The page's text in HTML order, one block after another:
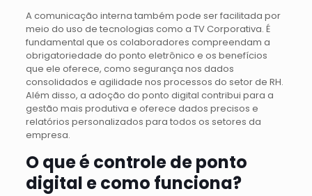
A comunicação interna também pode ser facilitada por
meio do uso de tecnologias como a TV Corporativa. É
fundamental que os colaboradores compreendam a
obrigatoriedade do ponto eletrônico e os benefícios
que ele oferece, como segurança nos dados
consolidados e agilidade nos processos do setor de RH.
Além disso, a adoção do ponto digital contribui para a
gestão mais produtiva e oferece dados precisos e
relatórios personalizados para todos os setores da
empresa.
O que é controle de ponto
digital e como funciona?